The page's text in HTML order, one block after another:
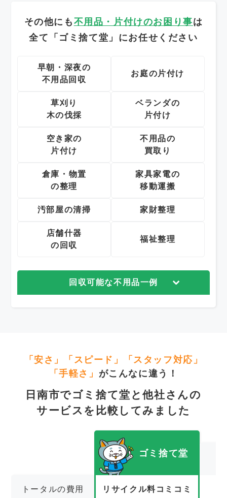
その他にも 不用品・片付けのお困り事は
全て「ゴミ捨て堂」にお任せください
早朝・深夜の
不用品回収
お庭の片付け
草刈り
木の伐採
ベランダの
片付け
空き家の
片付け
不用品の
買取り
倉庫・物置
の整理
家具家電の
移動運搬
汚部屋の清掃 家財整理
店舗什器
の回収
福祉整理
回収可能な不用品一例
「安さ」「スピード」「スタッフ対応」
「手軽さ」 がこんなに違う！
日南市でゴミ捨て堂と他社さんの
サービスを比較してみました
トータルの費用
ゴミ捨て堂
リサイクル料コミコミ